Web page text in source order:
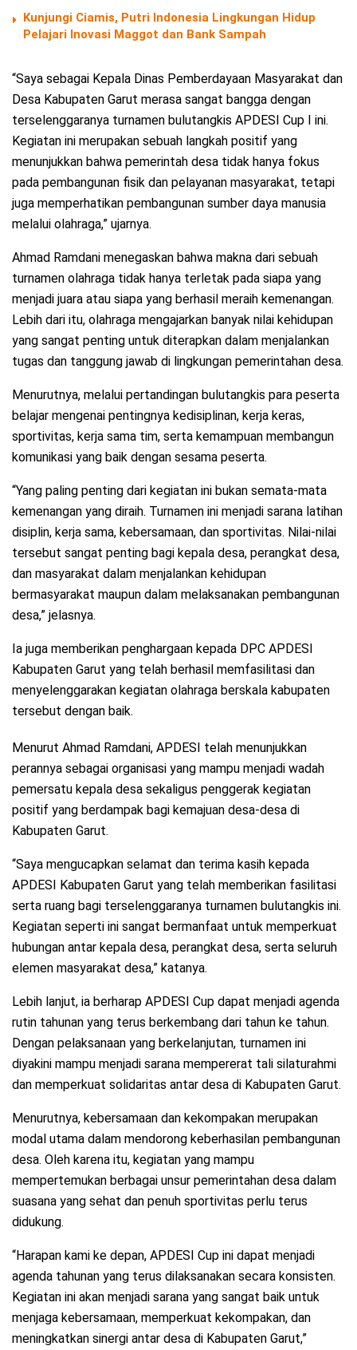
Kunjungi Ciamis, Putri Indonesia Lingkungan Hidup
Pelajari Inovasi Maggot dan Bank Sampah
“Saya sebagai Kepala Dinas Pemberdayaan Masyarakat dan
Desa Kabupaten Garut merasa sangat bangga dengan
terselenggaranya turnamen bulutangkis APDESI Cup I ini.
Kegiatan ini merupakan sebuah langkah positif yang
menunjukkan bahwa pemerintah desa tidak hanya fokus
pada pembangunan fisik dan pelayanan masyarakat, tetapi
juga memperhatikan pembangunan sumber daya manusia
melalui olahraga,” ujarnya.
Ahmad Ramdani menegaskan bahwa makna dari sebuah
turnamen olahraga tidak hanya terletak pada siapa yang
menjadi juara atau siapa yang berhasil meraih kemenangan.
Lebih dari itu, olahraga mengajarkan banyak nilai kehidupan
yang sangat penting untuk diterapkan dalam menjalankan
tugas dan tanggung jawab di lingkungan pemerintahan desa.
Menurutnya, melalui pertandingan bulutangkis para peserta
belajar mengenai pentingnya kedisiplinan, kerja keras,
sportivitas, kerja sama tim, serta kemampuan membangun
komunikasi yang baik dengan sesama peserta.
“Yang paling penting dari kegiatan ini bukan semata-mata
kemenangan yang diraih. Turnamen ini menjadi sarana latihan
disiplin, kerja sama, kebersamaan, dan sportivitas. Nilai-nilai
tersebut sangat penting bagi kepala desa, perangkat desa,
dan masyarakat dalam menjalankan kehidupan
bermasyarakat maupun dalam melaksanakan pembangunan
desa,” jelasnya.
Ia juga memberikan penghargaan kepada DPC APDESI
Kabupaten Garut yang telah berhasil memfasilitasi dan
menyelenggarakan kegiatan olahraga berskala kabupaten
tersebut dengan baik.
Menurut Ahmad Ramdani, APDESI telah menunjukkan
perannya sebagai organisasi yang mampu menjadi wadah
pemersatu kepala desa sekaligus penggerak kegiatan
positif yang berdampak bagi kemajuan desa-desa di
Kabupaten Garut.
“Saya mengucapkan selamat dan terima kasih kepada
APDESI Kabupaten Garut yang telah memberikan fasilitasi
serta ruang bagi terselenggaranya turnamen bulutangkis ini.
Kegiatan seperti ini sangat bermanfaat untuk memperkuat
hubungan antar kepala desa, perangkat desa, serta seluruh
elemen masyarakat desa,” katanya.
Lebih lanjut, ia berharap APDESI Cup dapat menjadi agenda
rutin tahunan yang terus berkembang dari tahun ke tahun.
Dengan pelaksanaan yang berkelanjutan, turnamen ini
diyakini mampu menjadi sarana mempererat tali silaturahmi
dan memperkuat solidaritas antar desa di Kabupaten Garut.
Menurutnya, kebersamaan dan kekompakan merupakan
modal utama dalam mendorong keberhasilan pembangunan
desa. Oleh karena itu, kegiatan yang mampu
mempertemukan berbagai unsur pemerintahan desa dalam
suasana yang sehat dan penuh sportivitas perlu terus
didukung.
“Harapan kami ke depan, APDESI Cup ini dapat menjadi
agenda tahunan yang terus dilaksanakan secara konsisten.
Kegiatan ini akan menjadi sarana yang sangat baik untuk
menjaga kebersamaan, memperkuat kekompakan, dan
meningkatkan sinergi antar desa di Kabupaten Garut,”